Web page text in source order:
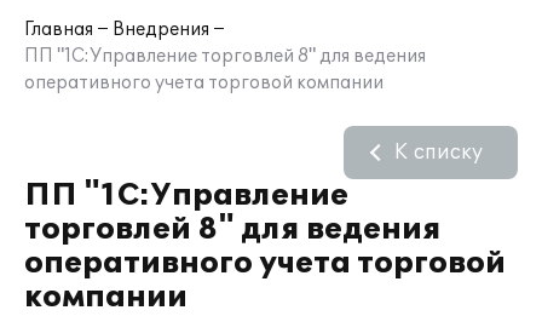
Главная
Внедрения
ПП "1С:Управление торговлей 8" для ведения
оперативного учета торговой компании
ПП "1С:Управление
торговлей 8" для ведения
оперативного учета торговой
компании
К списку